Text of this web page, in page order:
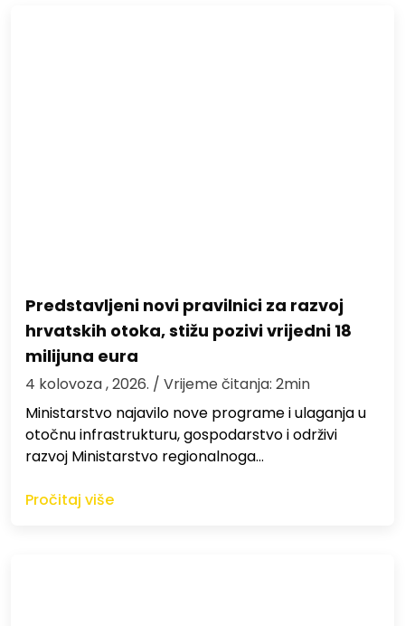
Predstavljeni novi pravilnici za razvoj
hrvatskih otoka, stižu pozivi vrijedni 18
milijuna eura
4 kolovoza , 2026. / Vrijeme čitanja: 2min
Ministarstvo najavilo nove programe i ulaganja u
otočnu infrastrukturu, gospodarstvo i održivi
razvoj Ministarstvo regionalnoga…
Pročitaj više